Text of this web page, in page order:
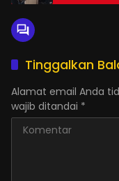
Tinggalkan
Alamat email Anda
wajib ditandai *